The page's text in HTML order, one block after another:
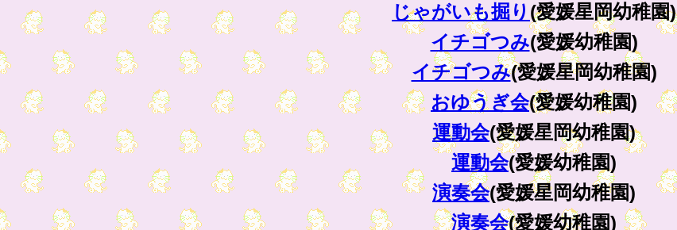
じゃがいも掘り (愛媛星岡幼稚園)
イチゴつみ(愛媛幼稚園)
イチゴつみ(愛媛星岡幼稚園)
おゆうぎ会(愛媛幼稚園)
運動会(愛媛星岡幼稚園)
運動会(愛媛幼稚園)
演奏会(愛媛星岡幼稚園)
演奏会(愛媛幼稚園)